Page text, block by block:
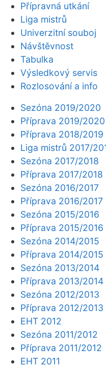
Přípravná utkání
Liga mistrů
Univerzitní souboj
Návštěvnost
Tabulka
Výsledkový servis
Rozlosování a info
Sezóna 2019/2020
Příprava 2019/2020
Příprava 2018/2019
Liga mistrů 2017/
Sezóna 2017/2018
Příprava 2017/2018
Sezóna 2016/2017
Příprava 2016/2017
Sezóna 2015/2016
Příprava 2015/2016
Sezóna 2014/2015
Příprava 2014/2015
Sezóna 2013/2014
Příprava 2013/2014
Sezóna 2012/2013
Příprava 2012/2013
EHT 2012
Sezóna 2011/2012
Příprava 2011/2012
EHT 2011